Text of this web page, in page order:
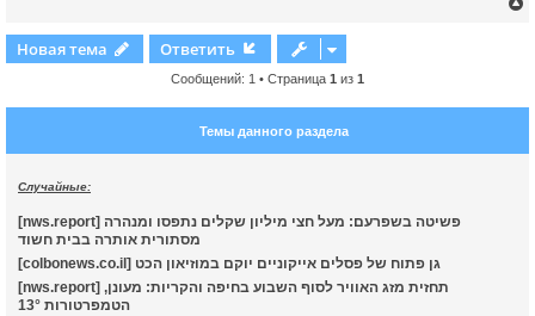
т
с
Новая тема Ответить
Сообщений: 1 • Страница 1 из 1
Темы данного раздела
Случайные:
[nws.report] פשיטה בשפרעם: מעל חצי מיליון שקלים נתפסו ומנהרה
מסתורית אותרה בבית חשוד
[colbonews.co.il] גן פתוח של פסלים אייקוניים יוקם במוזיאון הכט
[nws.report] תחזית מזג האוויר לסוף השבוע בחיפה והקריות: מעונן,
הטמפרטורות 13°